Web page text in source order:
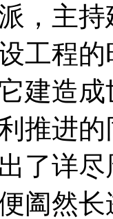
，主
工程
建造
推进
了详
阖然